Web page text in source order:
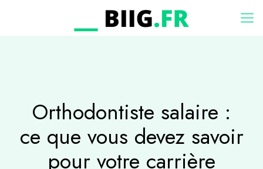
Orthodontiste salaire :
ce que vous devez savoir
pour votre carrière